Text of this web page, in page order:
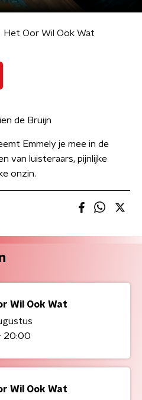
Het Oor Wil Ook Wat
de Bruijn
Emmely je mee in de
van luisteraars, pijnlijke
onzin.
Wil Ook Wat
20:00
Wil Ook Wat